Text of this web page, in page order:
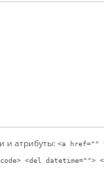
и атрибуты: <a href=""
<del datetime="">